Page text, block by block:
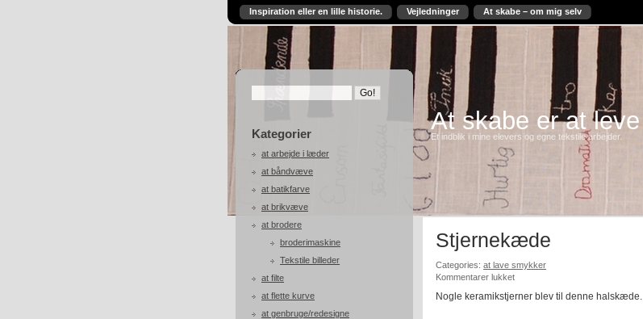
Inspiration eller en lille historie. Vejledninger At skabe – om mig selv
Kategorier
at arbejde i læder
at båndvæve
at batikfarve
at brikvæve
at brodere
broderimaskine
Tekstile billeder
at filte
at flette kurve
at genbruge/redesigne
At skabe er at leve
Et indblik i mine elevers og egne tekstile arbejder.
Stjernekæde
Categories: at lave smykker
Kommentarer lukkettil
Nogle keramikstjerner blev til denne halskæde.